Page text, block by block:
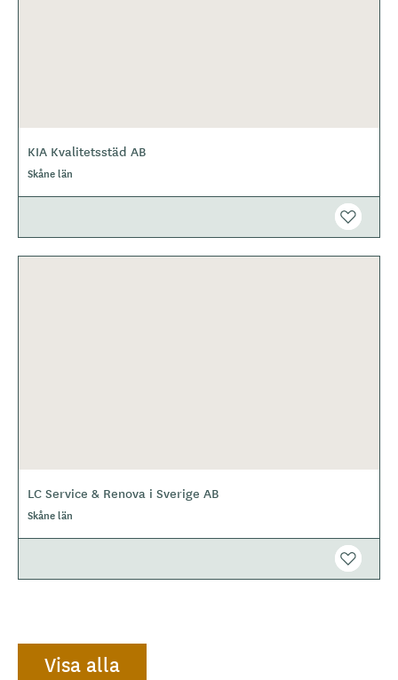
KIA Kvalitetsstäd AB
Skåne län
LC Service & Renova i Sverige AB
Skåne län
Visa alla